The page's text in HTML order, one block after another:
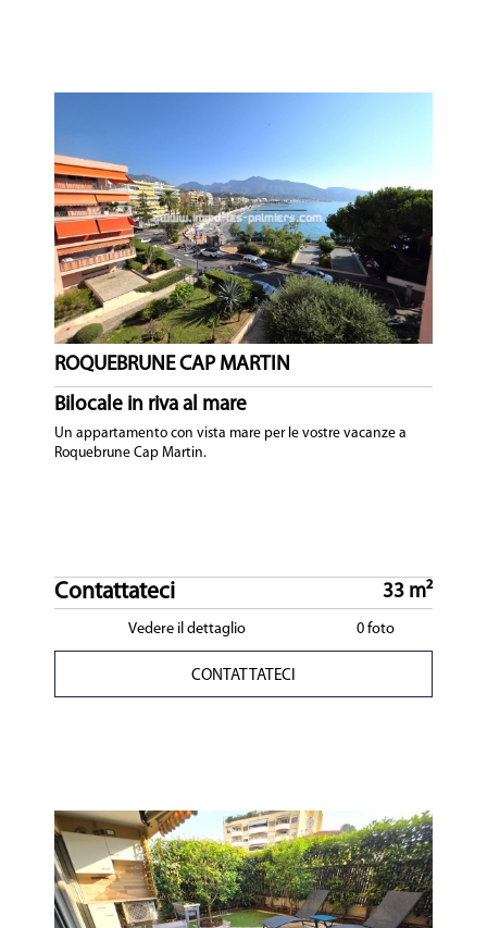
ROQUEBRUNE CAP MARTIN
Bilocale in riva al mare
Un appartamento con vista mare per le vostre vacanze a
Roquebrune Cap Martin.
Contattateci 33 m²
Vedere il dettaglio 0 foto
CONTATTATECI